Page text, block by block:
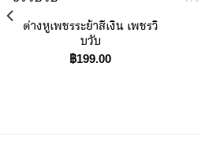
ต่างหูเพชรระย้าสีเงิน เพชรวิ
บวับ
฿199.00